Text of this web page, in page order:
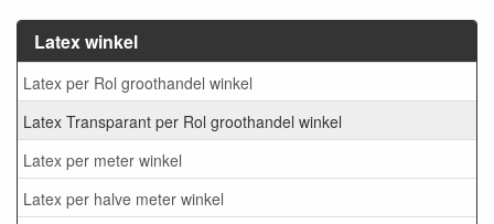
Latex winkel
Latex per Rol groothandel winkel
Latex Transparant per Rol groothandel winkel
Latex per meter winkel
Latex per halve meter winkel